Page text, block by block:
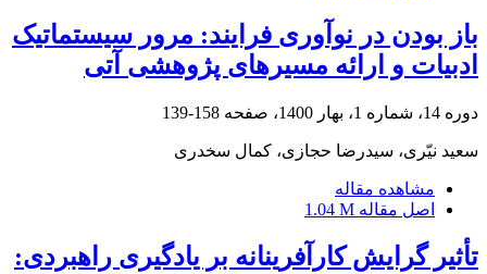
باز بودن در نوآوری فرایند: مرور سیستماتیک
ادبیات و ارائه مسیرهای پژوهشی آتی
دوره 14، شماره 1، بهار 1400، صفحه 158-139
سعید نیّری، سیدرضا حجازی، کمال سخدری
مشاهده مقاله
اصل مقاله 1.04 M
تأثیر گرایش کارآفرینانه بر یادگیری راهبردی: